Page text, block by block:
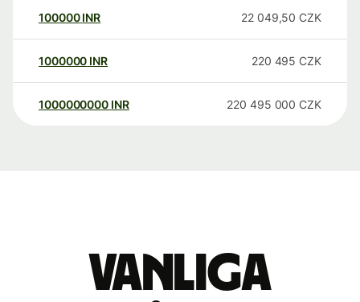
100000 INR 22 049,50 CZK
1000000 INR 220 495 CZK
1000000000 INR 220 495 000 CZK
Vanliga